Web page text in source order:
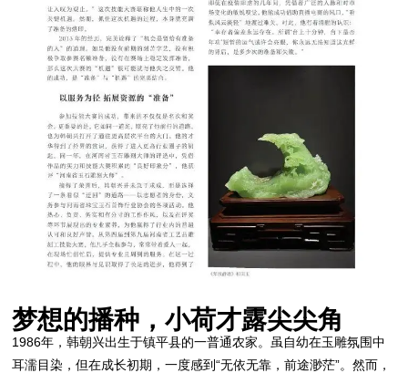
梦想的播种，小荷才露尖尖角
1986年，韩朝兴出生于镇平县的一普通农家。虽自幼在玉雕氛围中
耳濡目染，但在成长初期，一度感到“无依无靠，前途渺茫”。然而，